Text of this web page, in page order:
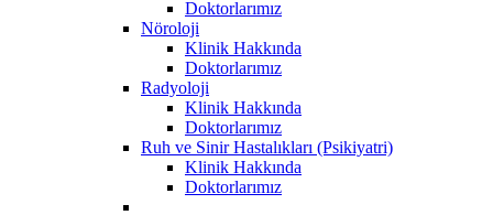
Doktorlarımız
Nöroloji
Klinik Hakkında
Doktorlarımız
Radyoloji
Klinik Hakkında
Doktorlarımız
Ruh ve Sinir Hastalıkları (Psikiyatri)
Klinik Hakkında
Doktorlarımız